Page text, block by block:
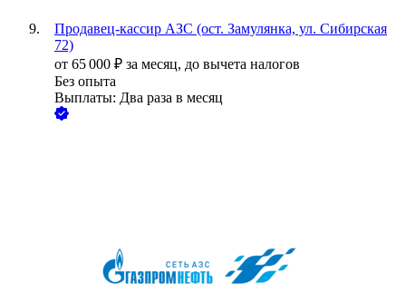
Продавец-кассир АЗС (ост. Замулянка, ул. Сибирская
72)
от 65 000 ₽ за месяц, до вычета налогов
Без опыта
Выплаты: Два раза в месяц